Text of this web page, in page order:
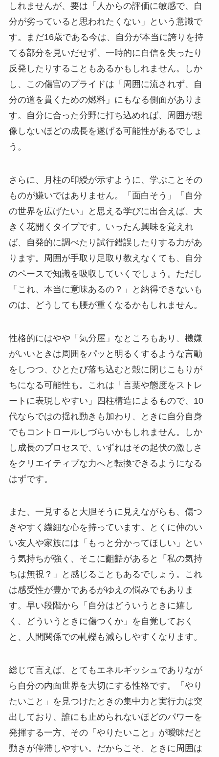
しれませんが、要は「人からの評価に敏感で、自
分が劣っていると思われたくない」という意識で
す。まだ16歳である今は、自分が本当に誇りを持
てる部分を見いだせず、一時的に自信を失ったり
反発したりすることもあるかもしれません。しか
し、この傷官のプライドは「周囲に流されず、自
分の道を貫くための燃料」にもなる側面がありま
す。自分に合った分野に打ち込めれば、周囲が想
像しないほどの成長を遂げる可能性があるでしょ
う。
さらに、月柱の印綬が示すように、学ぶことその
ものが嫌いではありません。「面白そう」「自分
の世界を広げたい」と思える学びに出合えば、大
きく花開くタイプです。いったん興味を覚えれ
ば、自発的に調べたり試行錯誤したりする力があ
ります。周囲が手取り足取り教えなくても、自分
のペースで知識を吸収していくでしょう。ただし
「これ、本当に意味あるの？」と納得できないも
のは、どうしても腰が重くなるかもしれません。
性格的にはやや「気分屋」なところもあり、機嫌
がいいときは周囲をパッと明るくするような言動
をしつつ、ひとたび落ち込むと殻に閉じこもりが
ちになる可能性も。これは「言葉や態度をストレ
ートに表現しやすい」四柱構造によるもので、10
代ならではの揺れ動きも加わり、ときに自分自身
でもコントロールしづらいかもしれません。しか
し成長のプロセスで、いずれはその起伏の激しさ
をクリエイティブな力へと転換できるようになる
はずです。
また、一見すると大胆そうに見えながらも、傷つ
きやすく繊細な心を持っています。とくに仲のい
い友人や家族には「もっと分かってほしい」とい
う気持ちが強く、そこに齟齬があると「私の気持
ちは無視？」と感じることもあるでしょう。これ
は感受性が豊かであるがゆえの悩みでもありま
す。早い段階から「自分はどういうときに嬉し
く、どういうときに傷つくか」を自覚しておく
と、人間関係での軋轢も減らしやすくなります。
総じて言えば、とてもエネルギッシュでありなが
ら自分の内面世界を大切にする性格です。「やり
たいこと」を見つけたときの集中力と実行力は突
出しており、誰にも止められないほどのパワーを
発揮する一方、その「やりたいこと」が曖昧だと
動きが停滞しやすい。だからこそ、ときに周囲は